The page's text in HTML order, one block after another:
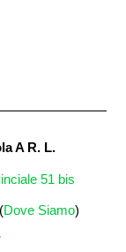
A R. L.
51 bis
Dove Siamo)